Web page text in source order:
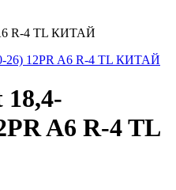
R-4 TL КИТАЙ
A6 R-4 TL